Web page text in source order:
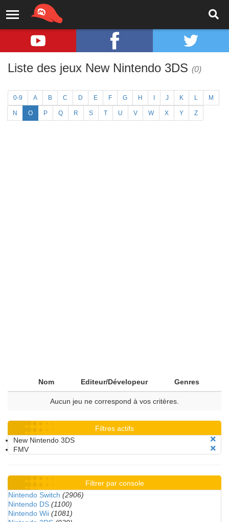
Liste des jeux New Nintendo 3DS (0)
0-9 A B C D E F G H J K L M
N O P Q R S T U V W X Y Z
Nom Editeur/Dévelopeur Genres
Aucun jeu ne correspond à vos critères.
Filtres actifs
New Nintendo 3DS
FMV
Filtrer par console
Nintendo Switch (2906)
Nintendo DS (1100)
Nintendo Wii (1081)